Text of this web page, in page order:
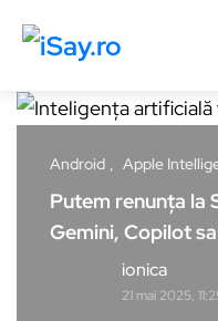
Android Apple
Putem renunța la
Gemini, Copilot
ionica
21 mai 2025,